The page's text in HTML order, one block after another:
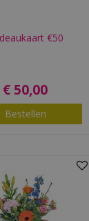
€50
€ 50,00
Bestellen